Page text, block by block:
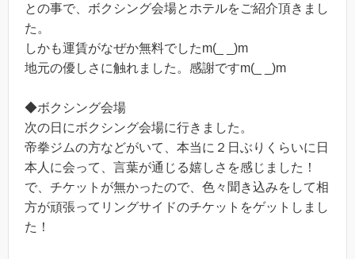
との事で、ボクシング会場とホテルをご紹介頂きまし
た。
しかも運賃がなぜか無料でしたm(_ _)m
地元の優しさに触れました。感謝ですm(_ _)m
◆ボクシング会場
次の日にボクシング会場に行きました。
帝拳ジムの方などがいて、本当に２日ぶりくらいに日
本人に会って、言葉が通じる嬉しさを感じました！
で、チケットが無かったので、色々聞き込みをして相
方が頑張ってリングサイドのチケットをゲットしまし
た！